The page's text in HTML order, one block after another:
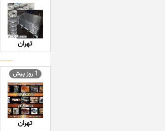
تهران
1 روز پیش
تهران